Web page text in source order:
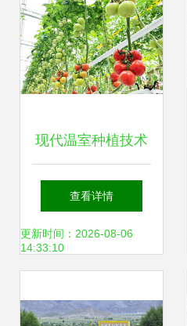
现代温室种植技术
荷兰农业强国的秘
密武器
查看详情
更新时间：2026-08-06
14:33:10